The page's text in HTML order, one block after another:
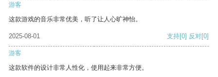
游客
这款游戏的音乐非常优美，听了让人心旷神怡。
2025-08-01 支持[0] 反对[0]
游客
这款软件的设计非常人性化，使用起来非常方便。